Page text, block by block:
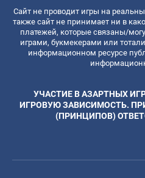
Сайт не проводит игры на
также сайт не принимает ни в
платежей, которые связаны/
играми, букмекерами или
информационном ресурсе
УЧАСТИЕ В АЗАРТНЫХ
ИГРОВУЮ ЗАВИСИМОСТЬ.
(ПРИНЦИПОВ)